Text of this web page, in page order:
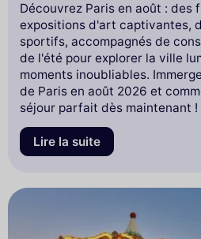
Découvrez Paris en août :
expositions d'art captivantes,
sportifs, accompagnés de
de l'été pour explorer la ville
moments inoubliables.
de Paris en août 2026 et
séjour parfait dès maintenant !
Lire la suite